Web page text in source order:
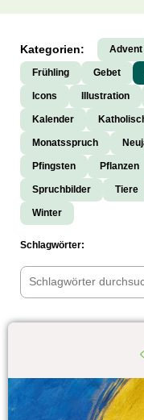
Kategorien: Advent
Frühling Gebet
Icons Illustration
Kalender
Monatsspruch
Pfingsten Pflanzen
Spruchbilder Tiere
Winter
Schlagwörter: